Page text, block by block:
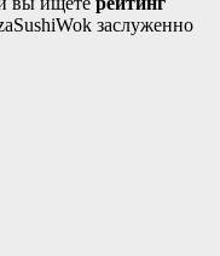
заслуженно